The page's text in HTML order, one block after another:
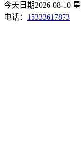
今天日期2026-08-10 星
电话： 15333617873